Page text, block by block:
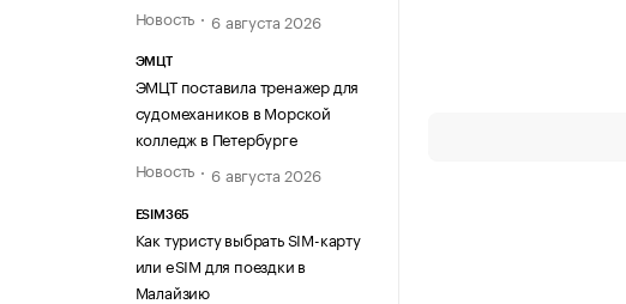
Новость
6 августа 2026
ЭМЦТ
ЭМЦТ поставила тренажер для
судомехаников в Морской
колледж в Петербурге
Новость
6 августа 2026
ESIM365
Как туристу выбрать SIM-карту
или eSIM для поездки в
Малайзию